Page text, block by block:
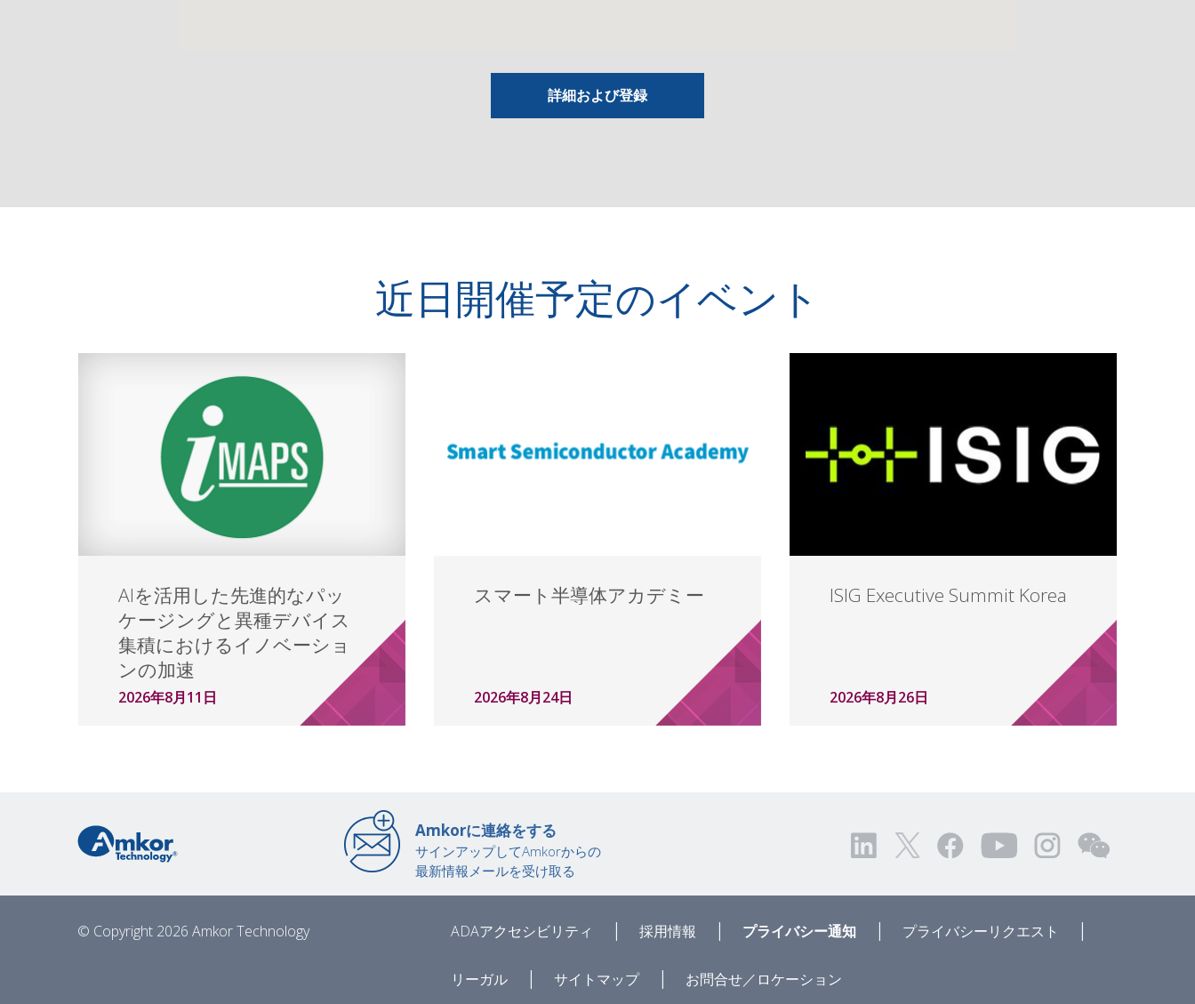
詳細および登録
近日開催予定のイベント
AIを活用した先進的なパッ
ケージングと異種デバイス
集積におけるイノベーショ
ンの加速
2026年8月11日
スマート半導体アカデミー
2026年8月24日
ISIG Executive Summit Korea
2026年8月26日
Amkorに連絡をする
サインアップしてAmkorからの
最新情報メールを受け取る
© Copyright 2026 Amkor Technology ADAアクセシビリティ | 採用情報 | プライバシー通知 | プライバシーリクエスト |
リーガル | サイトマップ | お問合せ／ロケーション